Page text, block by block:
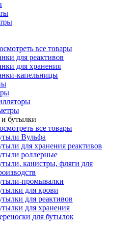
все товары
для реактивов
для хранения
капельницы
бутылки
все товары
Вульфа
для хранения реактивов
роллерные
канистры, фляги для
промывалки
для крови
для реактивов
для хранения
для бутылок